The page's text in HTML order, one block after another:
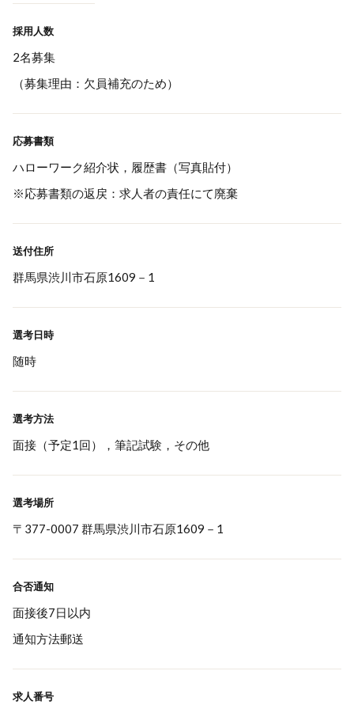
採用人数
2名募集
（募集理由：欠員補充のため）
応募書類
ハローワーク紹介状，履歴書（写真貼付）
※応募書類の返戻：求人者の責任にて廃棄
送付住所
群馬県渋川市石原1609－1
選考日時
随時
選考方法
面接（予定1回），筆記試験，その他
選考場所
〒377-0007 群馬県渋川市石原1609－1
合否通知
面接後7日以内
通知方法郵送
求人番号